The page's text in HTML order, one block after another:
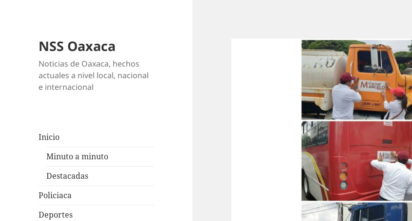
NSS Oaxaca
Noticias de Oaxaca, hechos
actuales a nivel local, nacional
e internacional
Inicio
Minuto a minuto
Destacadas
Policiaca
Deportes